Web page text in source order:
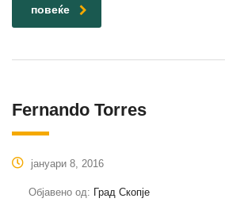
повеќе
Fernando Torres
јануари 8, 2016
Објавено од: Град Скопје